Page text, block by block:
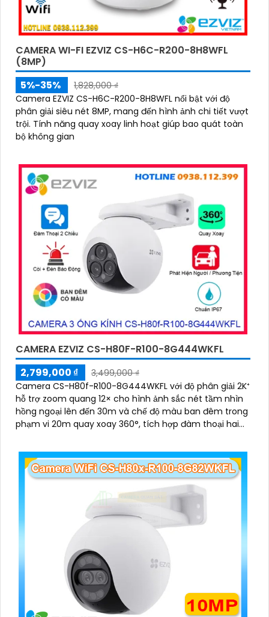
CAMERA WI-FI EZVIZ CS-H6C-R200-8H8WFL
(8MP)
5%-35%
1,828,000 ₫
Camera EZVIZ CS-H6C-R200-8H8WFL nổi bật với độ
phân giải siêu nét 8MP, mang đến hình ảnh chi tiết vượt
trội. Tính năng quay xoay linh hoạt giúp bao quát toàn
bộ không gian
CAMERA EZVIZ CS-H80F-R100-8G444WKFL
2,799,000 ₫
3,499,000 ₫
Camera CS-H80f-R100-8G444WKFL với độ phân giải 2K⁺
hỗ trợ zoom quang 12× cho hình ảnh sắc nét tầm nhìn
hồng ngoại lên đến 30m và chế độ màu ban đêm trong
phạm vi 20m quay xoay 360°, tích hợp đàm thoại hai
cao an ninh hiệu quả. Đạt chuẩn IP67 có khả năng
chống bụi, nước, đảm bảo hoạt động ổn định trong mọi
điều kiện thời tiết